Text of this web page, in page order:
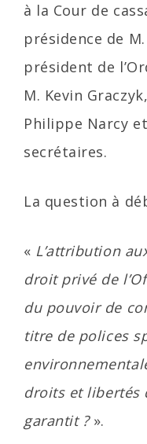
à la Cour de
présidence de
président de
M. Kevin
Philippe Narcy
secrétaires.
La question à
« L’attribution
droit privé de
du pouvoir de
titre de polices
droits et libertés
garantit ? ».